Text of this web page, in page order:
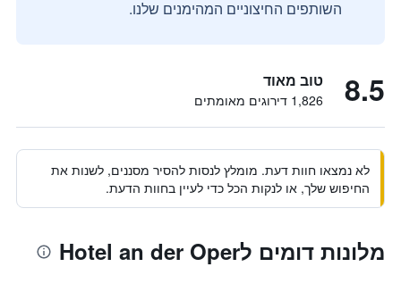
השותפים החיצוניים המהימנים שלנו.
8.5 טוב מאוד
1,826 דירוגים מאומתים
לא נמצאו חוות דעת. מומלץ לנסות להסיר מסננים, לשנות את
החיפוש שלך, או לנקות הכל כדי לעיין בחוות הדעת.
מלונות דומים לHotel an der Oper